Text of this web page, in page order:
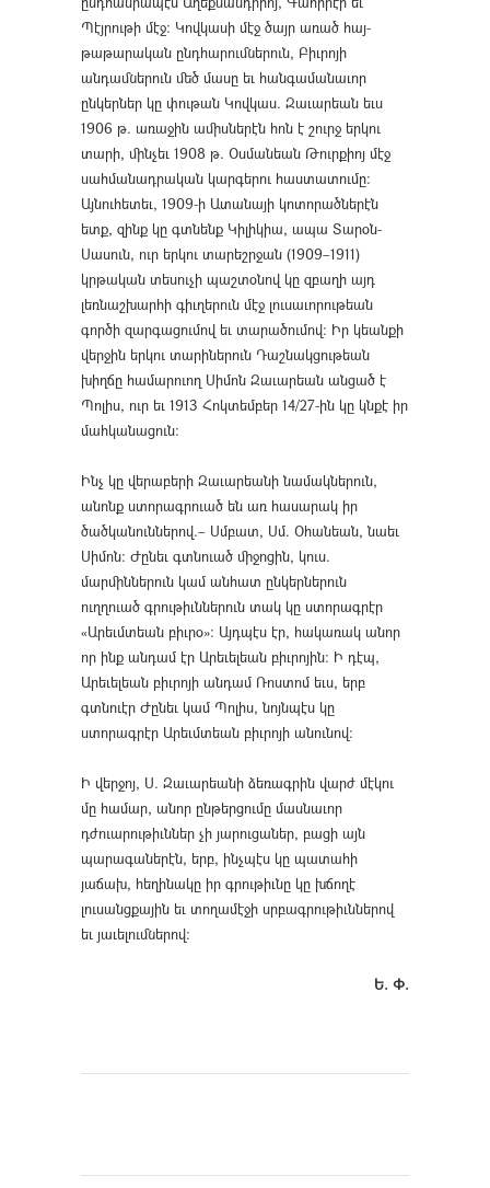
Պէյրութի մէջ։ Կովկասի մէջ ծայր առած հայ-
թաթարական ընդհարումներուն, Բիւրոյի
անդամներուն մեծ մասը եւ հանգամանաւոր
ընկերներ կը փութան Կովկաս. Զաւարեան եւս
1906 թ. առաջին ամիսներէն հոն է շուրջ երկու
տարի, մինչեւ 1908 թ. Օսմանեան Թուրքիոյ մէջ
սահմանադրական կարգերու հաստատումը։
Այնուհետեւ, 1909-ի Ատանայի կոտորածներէն
ետք, զինք կը գտնենք Կիլիկիա, ապա Տարօն-
Սասուն, ուր երկու տարեշրջան (1909–1911)
կրթական տեսուչի պաշտօնով կը զբաղի այդ
լեռնաշխարհի գիւղերուն մէջ լուսաւորութեան
գործի զարգացումով եւ տարածումով։ Իր կեանքի
վերջին երկու տարիներուն Դաշնակցութեան
խիղճը համարուող Սիմոն Զաւարեան անցած է
Պոլիս, ուր եւ 1913 Հոկտեմբեր 14/27-ին կը կնքէ իր
մահկանացուն։
Ինչ կը վերաբերի Զաւարեանի նամակներուն,
անոնք ստորագրուած են առ հասարակ իր
ծածկանուններով.– Սմբատ, Սմ. Օհանեան, նաեւ
Սիմոն։ Ժընեւ գտնուած միջոցին, կուս.
մարմիններուն կամ անհատ ընկերներուն
ուղղուած գրութիւններուն տակ կը ստորագրէր
«Արեւմտեան բիւրօ»։ Այդպէս էր, հակառակ անոր
որ ինք անդամ էր Արեւելեան բիւրոյին։ Ի դէպ,
Արեւելեան բիւրոյի անդամ Ռոստոմ եւս, երբ
գտնուէր Ժընեւ կամ Պոլիս, նոյնպէս կը
ստորագրէր Արեւմտեան բիւրոյի անունով։
Ի վերջոյ, Ս. Զաւարեանի ձեռագրին վարժ մէկու
մը համար, անոր ընթերցումը մասնաւոր
դժուարութիւններ չի յարուցաներ, բացի այն
պարագաներէն, երբ, ինչպէս կը պատահի
յաճախ, հեղինակը իր գրութիւնը կը խճողէ
լուսանցքային եւ տողամէջի սրբագրութիւններով
եւ յաւելումներով։
Ե. Փ.